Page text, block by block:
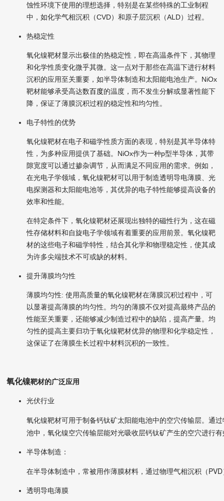
蚀性环境下使用的理想选择，特别是在某些特殊的工业制程
中，如化学气相沉积（CVD）和原子层沉积（ALD）过程。
热稳定性
氧化镍靶材显示出极佳的热稳定性，即在高温条件下，其物理
和化学性质变化微乎其微。这一点对于那些在高温下进行材料
沉积的应用至关重要，如半导体制造和太阳能电池生产。NiOx
靶材能够承受高达数百度的温度，而不发生分解或显著性能下
降，保证了薄膜沉积过程的稳定性和均匀性。
电子特性的优势
氧化镍靶材在电子和磁学性质方面的表现，特别是其半导体特
性，为多种应用提供了基础。NiOx作为一种p型半导体，其带
隙宽度可以通过掺杂调节，从而满足不同应用的需求。例如，
在光电子学领域，氧化镍靶材可以用于制造透明导电薄膜、光
电探测器和太阳能电池等，其优异的电子特性能够提高设备的
效率和性能。
在特定条件下，氧化镍靶材还展现出独特的磁性行为，这在磁
性存储材料和自旋电子学领域有着重要的应用前景。氧化镍靶
材的这些电子和磁学特性，结合其化学和物理稳定性，使其成
为许多尖端技术不可或缺的材料。
提升薄膜均匀性
薄膜均匀性: 使用高质量的氧化镍靶材在薄膜沉积过程中，可
以显著提高薄膜的均匀性。均匀的薄膜不仅对提高最终产品的
性能至关重要，还能够减少制造过程中的缺陷，提高产量。均
匀性的提高主要归功于氧化镍靶材优异的物理和化学稳定性，
这保证了在薄膜生长过程中材料沉积的一致性。
氧化镍靶材的广泛应用
光伏行业
氧化镍靶材可用于制备钙钛矿太阳能电池中的空穴传输层。通
池中，氧化镍空穴传输层能对光吸收层钙钛矿产生的空穴进行
半导体制造：
在半导体制造中，常被用作薄膜材料，通过物理气相沉积（
透明导电薄膜